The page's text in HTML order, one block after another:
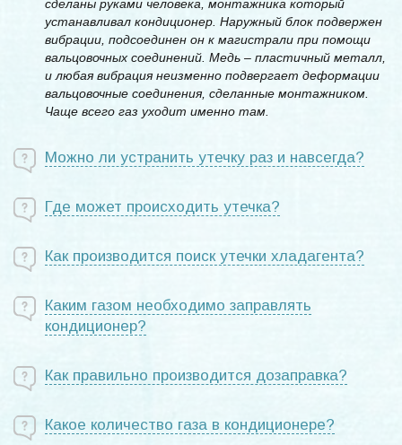
сделаны руками человека, монтажника который
устанавливал кондиционер. Наружный блок подвержен
вибрации, подсоединен он к магистрали при помощи
вальцовочных соединений. Медь – пластичный металл,
и любая вибрация неизменно подвергает деформации
вальцовочные соединения, сделанные монтажником.
Чаще всего газ уходит именно там.
Можно ли устранить утечку раз и навсегда?
Где может происходить утечка?
Как производится поиск утечки хладагента?
Каким газом необходимо заправлять
кондиционер?
Как правильно производится дозаправка?
Какое количество газа в кондиционере?